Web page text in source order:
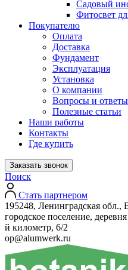
Садовый
Фитосвет
Покупателю
Оплата
Доставка
Фундамент
Эксплуатация
Установка
О компании
Вопросы и ответы
Полезные статьи
Наши работы
Контакты
Где купить
Заказать звонок
Поиск
Стать партнером
195248, Ленинградская обл.,
городское поселение,
й километр, 6/2
op@alumwerk.ru